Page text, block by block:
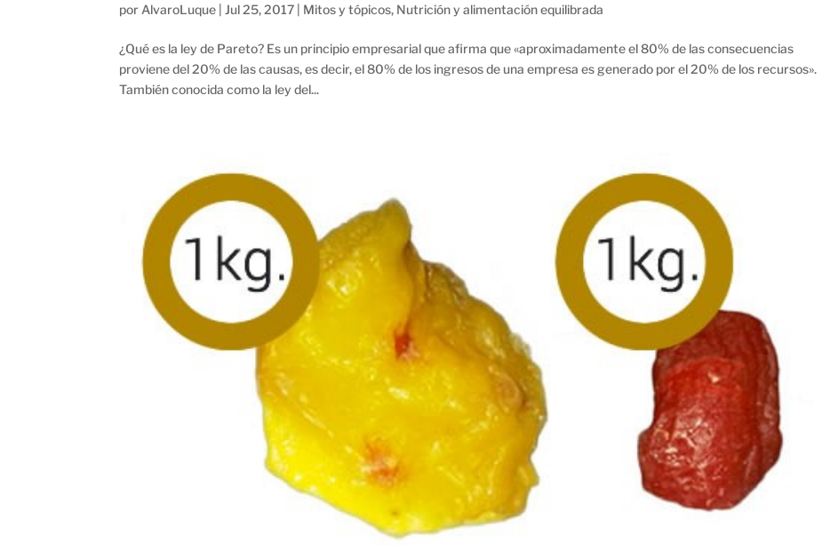
por AlvaroLuque |Jul 25, 2017 Mitos y tópicos, Nutrición y alimentación equilibrada
¿Qué es la ley de Pareto? Es un principio empresarial que afirma que «aproximadamente el 80% de las consecuencias
proviene del 20% de las causas, es decir, el 80% de los ingresos de una empresa es generado por el 20% de los recursos».
También conocida como la ley del...